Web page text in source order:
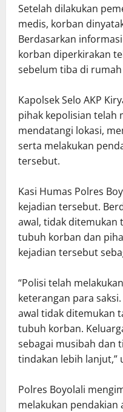
Setelah dilakukan
medis, korban
Berdasarkan
korban diperkirakan
sebelum tiba di rumah
Kapolsek Selo AKP
pihak kepolisian telah
mendatangi lokasi,
serta melakukan
tersebut.
Kasi Humas Polres
kejadian tersebut.
awal, tidak ditemukan
tubuh korban dan
kejadian tersebut
“Polisi telah
keterangan para
awal tidak ditemukan
tubuh korban.
sebagai musibah dan
tindakan lebih lanjut,”
Polres Boyolali
melakukan